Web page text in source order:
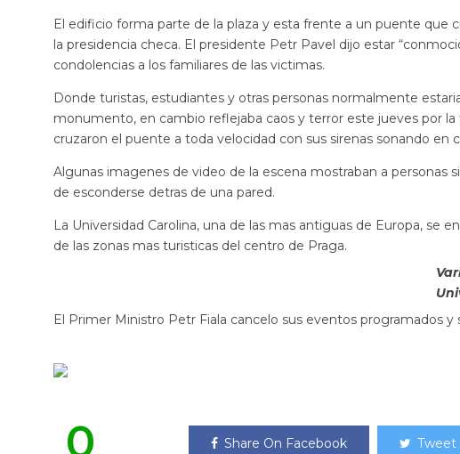
El edificio forma parte de la plaza y esta frente a un puente que
la presidencia checa. El presidente Petr Pavel dijo estar
condolencias a los familiares de las victimas.
Donde turistas, estudiantes y otras personas normalmente
monumento, en cambio reflejaba caos y terror este jueves por la
cruzaron el puente a toda velocidad con sus sirenas sonando en
Algunas imagenes de video de la escena mostraban a personas
de esconderse detras de una pared.
La Universidad Carolina, una de las mas antiguas de Europa, se
de las zonas mas turisticas del centro de Praga.
El Primer Ministro Petr Fiala cancelo sus eventos programados y
0 Share On Facebook